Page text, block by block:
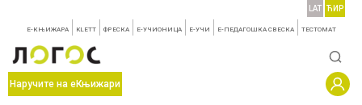
E-КЊИЖАРА KLETT ФРЕСКА E-УЧИОНИЦА E-УЧИ Е-ПЕДАГОШКА СВЕСКА TЕСТОМАТ
LAT ЋИР
Наручите на еКњижари